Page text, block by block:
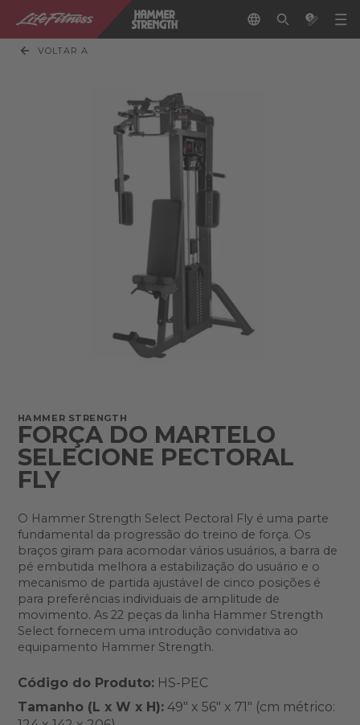
VOLTAR A
HAMMER STRENGTH
FORÇA DO MARTELO
SELECIONE PECTORAL
FLY
O Hammer Strength Select Pectoral Fly é uma parte
fundamental da progressão do treino de força. Os
braços giram para acomodar vários usuários, a barra de
pé embutida melhora a estabilização do usuário e o
mecanismo de partida ajustável de cinco posições é
para preferências individuais de amplitude de
movimento. As 22 peças da linha Hammer Strength
Select fornecem uma introdução convidativa ao
equipamento Hammer Strength.
Código do Produto:HS-PEC
Tamanho (L x W x H):49" x 56" x 71" (cm métrico: